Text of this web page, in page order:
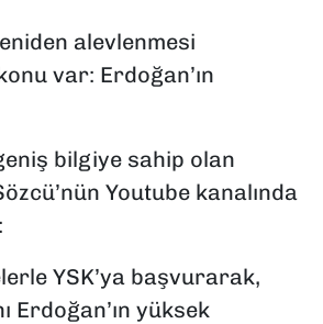
alevlenmesi
var: Erdoğan’ın
bilgiye sahip olan
Youtube kanalında
YSK’ya başvurarak,
Erdoğan’ın yüksek